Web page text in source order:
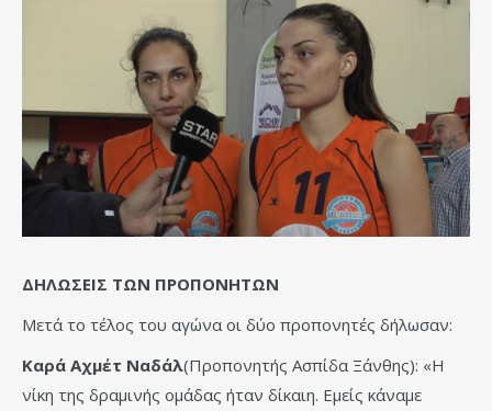
ΔΗΛΩΣΕΙΣ ΤΩΝ ΠΡΟΠΟΝΗΤΩΝ
Μετά το τέλος του αγώνα οι δύο προπονητές δήλωσαν:
Καρά Αχμέτ Ναδάλ(Προπονητής Ασπίδα Ξάνθης): «Η
νίκη της δραμινής ομάδας ήταν δίκαιη. Εμείς κάναμε